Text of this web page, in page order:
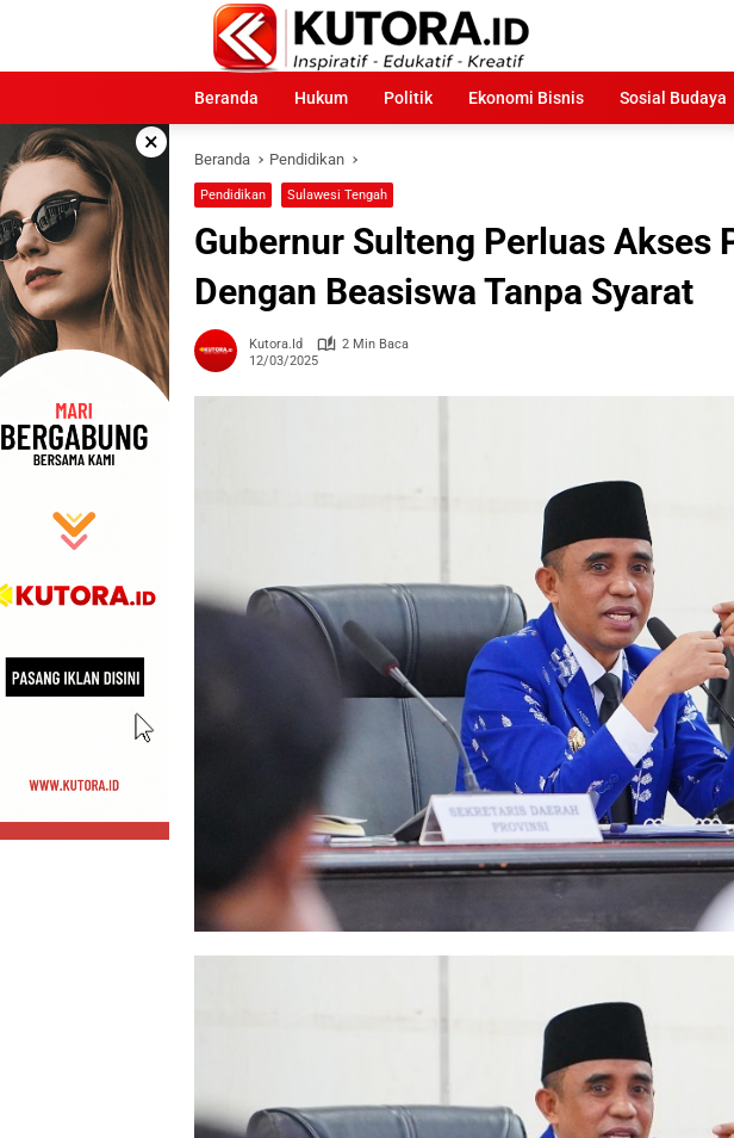
Beranda
Hukum Politik Ekonomi Bisnis Sosial Budaya
×
Beranda Pendidikan
Pendidikan Sulawesi Tengah
Gubernur Sulteng Perluas Akses
Dengan Beasiswa Tanpa Syarat
Kutora.id
2 Min Baca
12/03/2025